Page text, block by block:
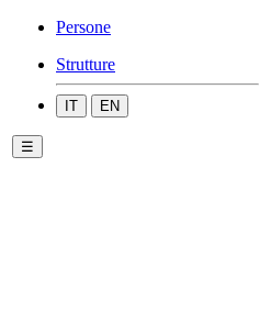
Persone
Strutture
IT EN
☰